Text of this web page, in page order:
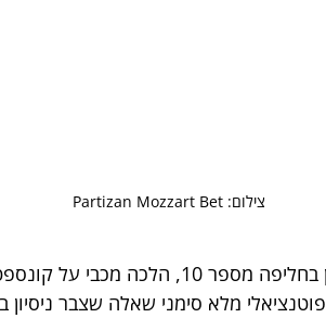
צילום: Partizan Mozzart Bet
בקיץ 2022, עם מינויו של המאמן בחליפה
פוטנציאלי מלא סימני שאלה שצבר ניסיון